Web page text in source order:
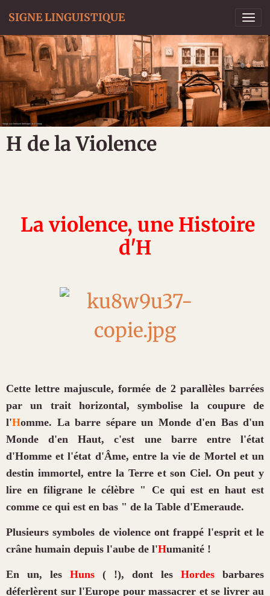
SIGNE LINGUISTIQUE
H de la Violence
La violence, une Histoire
d'H
Cette lettre majuscule, formée de 2 parallèles barrées
par un trait horizontal, symbolise la coupure de
l'Homme. La barre sépare un Monde d'en Bas d'un
Monde d'en Haut, c'est une barre entre l'état
d'Homme et l'état d'Âme, entre la vie de Mortel et un
destin immortel, entre la Terre et son Ciel. On peut y
lire en filigrane le célèbre " Ce qui est en haut est
comme ce qui est en bas " de la Table d'Emeraude.
Plusieurs symboles de violence ont frappé l'esprit et le
crâne humain depuis l'aube de l'Humanité !
En un, les Huns ( !), dont les Hordes barbares
déferlèrent sur l'Europe pour massacrer et se livrer au